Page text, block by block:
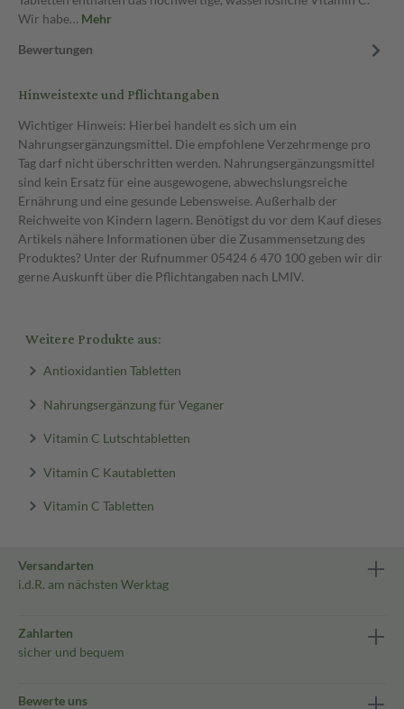
Wir habe… Mehr
Bewertungen
Hinweistexte und Pflichtangaben
Wichtiger Hinweis: Hierbei handelt es sich um ein
Nahrungsergänzungsmittel. Die empfohlene Verzehrmenge pro
Tag darf nicht überschritten werden. Nahrungsergänzungsmittel
sind kein Ersatz für eine ausgewogene, abwechslungsreiche
Ernährung und eine gesunde Lebensweise. Außerhalb der
Reichweite von Kindern lagern. Benötigst du vor dem Kauf dieses
Artikels nähere Informationen über die Zusammensetzung des
Produktes? Unter der Rufnummer 05424 6 470 100 geben wir dir
gerne Auskunft über die Pflichtangaben nach LMIV.
Weitere Produkte aus:
Antioxidantien Tabletten
Nahrungsergänzung für Veganer
Vitamin C Lutschtabletten
Vitamin C Kautabletten
Vitamin C Tabletten
Versandarten
i.d.R. am nächsten Werktag
Zahlarten
sicher und bequem
Bewerte uns